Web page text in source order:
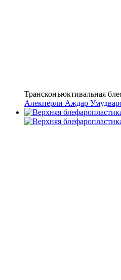
Трансконъюктивальная
Алекперли Аждар